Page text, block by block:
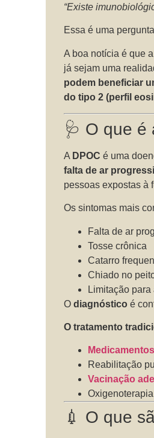
“Existe
Essa é uma
A boa notícia é que a
já sejam uma
podem beneficiar
do tipo 2 (perfil
🩺 O que é
A DPOC é uma
falta de ar
pessoas expostas à
Os sintomas mais
Falta de ar
Tosse crônica
Catarro
Chiado no
Limitação
Odiagnóstico é
O tratamento
Reabilitação
Vacinação
💉 O que